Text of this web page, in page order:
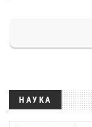
НАУКА